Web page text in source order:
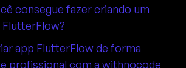
consegue fazer criando um
app FlutterFlow de forma
profissional com a withnocode